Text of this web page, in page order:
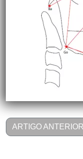
ARTIGO ANTERIOR